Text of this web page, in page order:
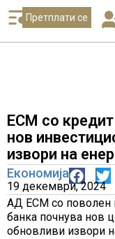
Претплати се
ЕСМ со
нов
извори на
Економија
19 декември, 2024
АД ЕСМ со поволен
банка почнува нов
обновливи извори